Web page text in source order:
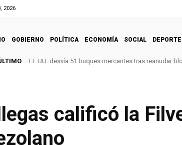
2026
GOBIERNO POLÍTICA ECONOMÍA SOCIAL
EE.UU. desvía 51 buques mercantes tras reanudar
calificó la